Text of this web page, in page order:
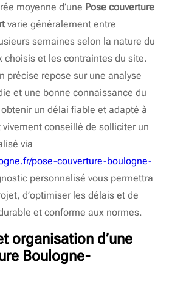
moyenne d’une Pose couverture
varie généralement entre
semaines selon la nature du
choisis et les contraintes du site.
précise repose sur une analyse
et une bonne connaissance du
un délai fiable et adapté à
conseillé de solliciter un
via
pose-couverture-boulogne-
personnalisé vous permettra
d’optimiser les délais et de
et conforme aux normes.
organisation d’une
Boulogne-